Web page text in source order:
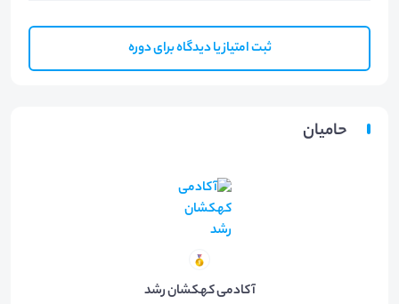
ثبت امتیاز یا دیدگاه برای دوره
حامیان
آکادمی کهکشان رشد